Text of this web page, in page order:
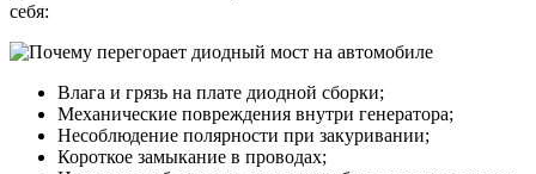
себя:
Влага и грязь на плате диодной сборки;
Механические повреждения внутри генератора;
Несоблюдение полярности при закуривании;
Короткое замыкание в проводах;